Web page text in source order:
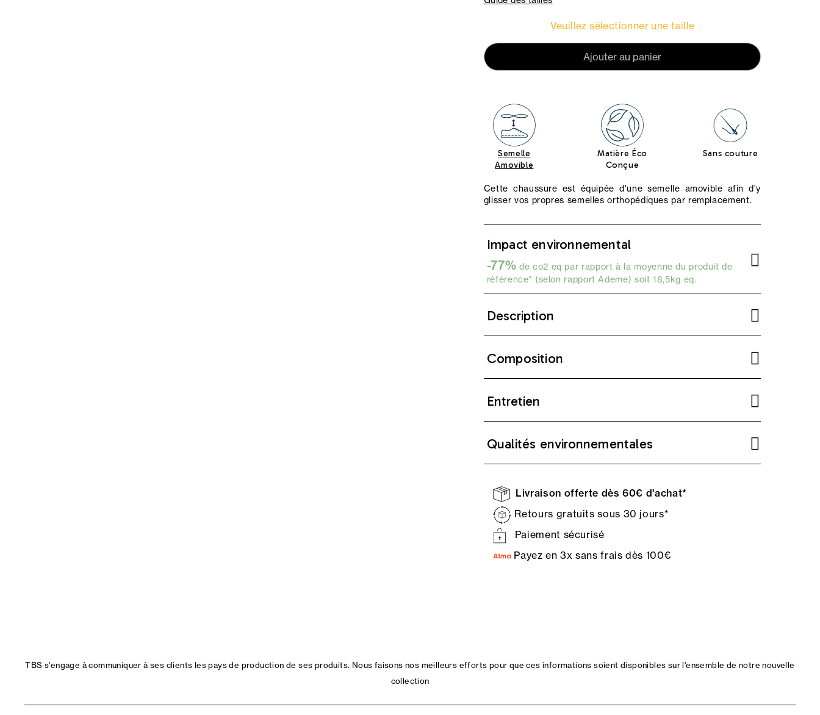
Veuillez sélectionner une taille
Ajouter au panier
Semelle
Amovible
Matière Éco
Conçue
Sans couture
Cette chaussure est équipée d'une semelle amovible afin d'y
glisser vos propres semelles orthopédiques par remplacement.
Impact environnemental
-77% de co2 eq par rapport à la moyenne du produit de
référence* (selon rapport Ademe) soit 18,5kg eq.
Description
Composition
Entretien
Qualités environnementales
Livraison offerte dès 60€ d'achat*
Retours gratuits sous 30 jours*
Paiement sécurisé
Payez en 3x sans frais dès 100€
TBS s'engage à communiquer à ses clients les pays de production de ses produits. Nous faisons nos meilleurs efforts pour que ces informations soient disponibles sur l'ensemble de notre nouvelle
collection